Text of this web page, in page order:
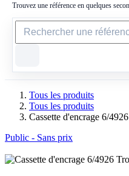
Trouvez une référence en quelques
Tous les produits
Tous les produits
Cassette d'encrage 6/
Public - Sans prix